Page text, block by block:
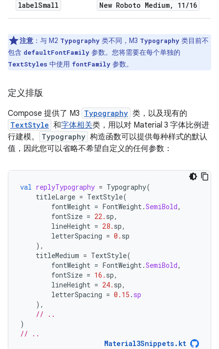
labelSmall New Roboto Medium, 11 /16
注意 ：与 M2 Typography 类不同，M3 Typography 类目前不
包含 defaultFontFamily 参数。您将需要在每个单独的
TextStyles 中使用 fontFamily 参数。
定义排版
Compose 提供了 M3 Typography 类，以及现有的
TextStyle 和字体相关类，用以对 Material 3 字体比例进
行建模。
Typography 构造函数可以提供每种样式的默认
值，因此您可以省略不希望自定义的任何参数：
val replyTypography = Typography(
titleLarge = TextStyle(
fontWeight = FontWeight.SemiBold,
fontSize = 22. sp,
lineHeight = 28. sp,
letterSpacing = 0. sp
),
titleMedium = TextStyle(
fontWeight = FontWeight.SemiBold,
fontSize = 16. sp,
lineHeight = 24. sp,
letterSpacing = 0.15 . sp
),
// ..
)
// ..
Material3Snippets.kt